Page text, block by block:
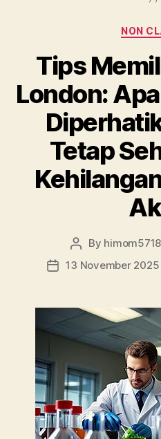
NON
Tips
London:
Tetap
Post
author
By
Post13 November 2025